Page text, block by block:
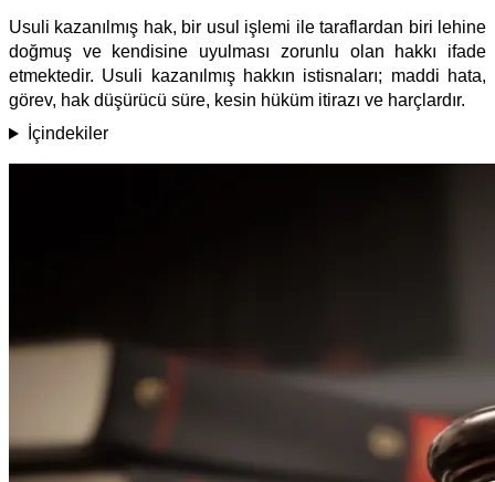
Usuli kazanılmış hak, bir usul işlemi ile taraflardan biri lehine
doğmuş ve kendisine uyulması zorunlu olan hakkı ifade
etmektedir. Usuli kazanılmış hakkın istisnaları; maddi hata,
görev, hak düşürücü süre, kesin hüküm itirazı ve harçlardır.
İçindekiler